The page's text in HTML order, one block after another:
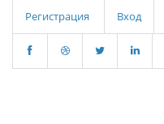
Регистрация Вход